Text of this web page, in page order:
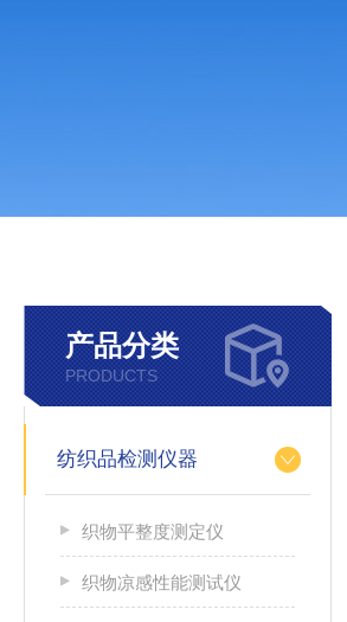
产品分类
PRODUCTS
纺织品检测仪器
织物平整度测定仪
织物凉感性能测试仪